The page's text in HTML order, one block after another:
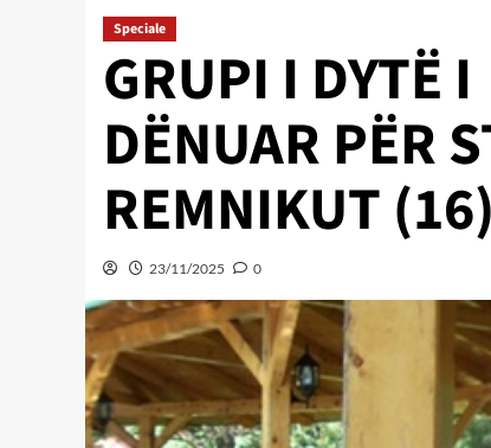
Speciale
GRUPI I DYTË
DËNUAR PËR
REMNIKUT (16)
23/11/2025 0